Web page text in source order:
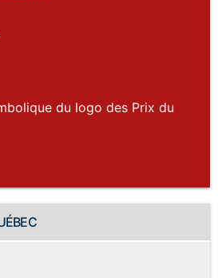
du logo des Prix du